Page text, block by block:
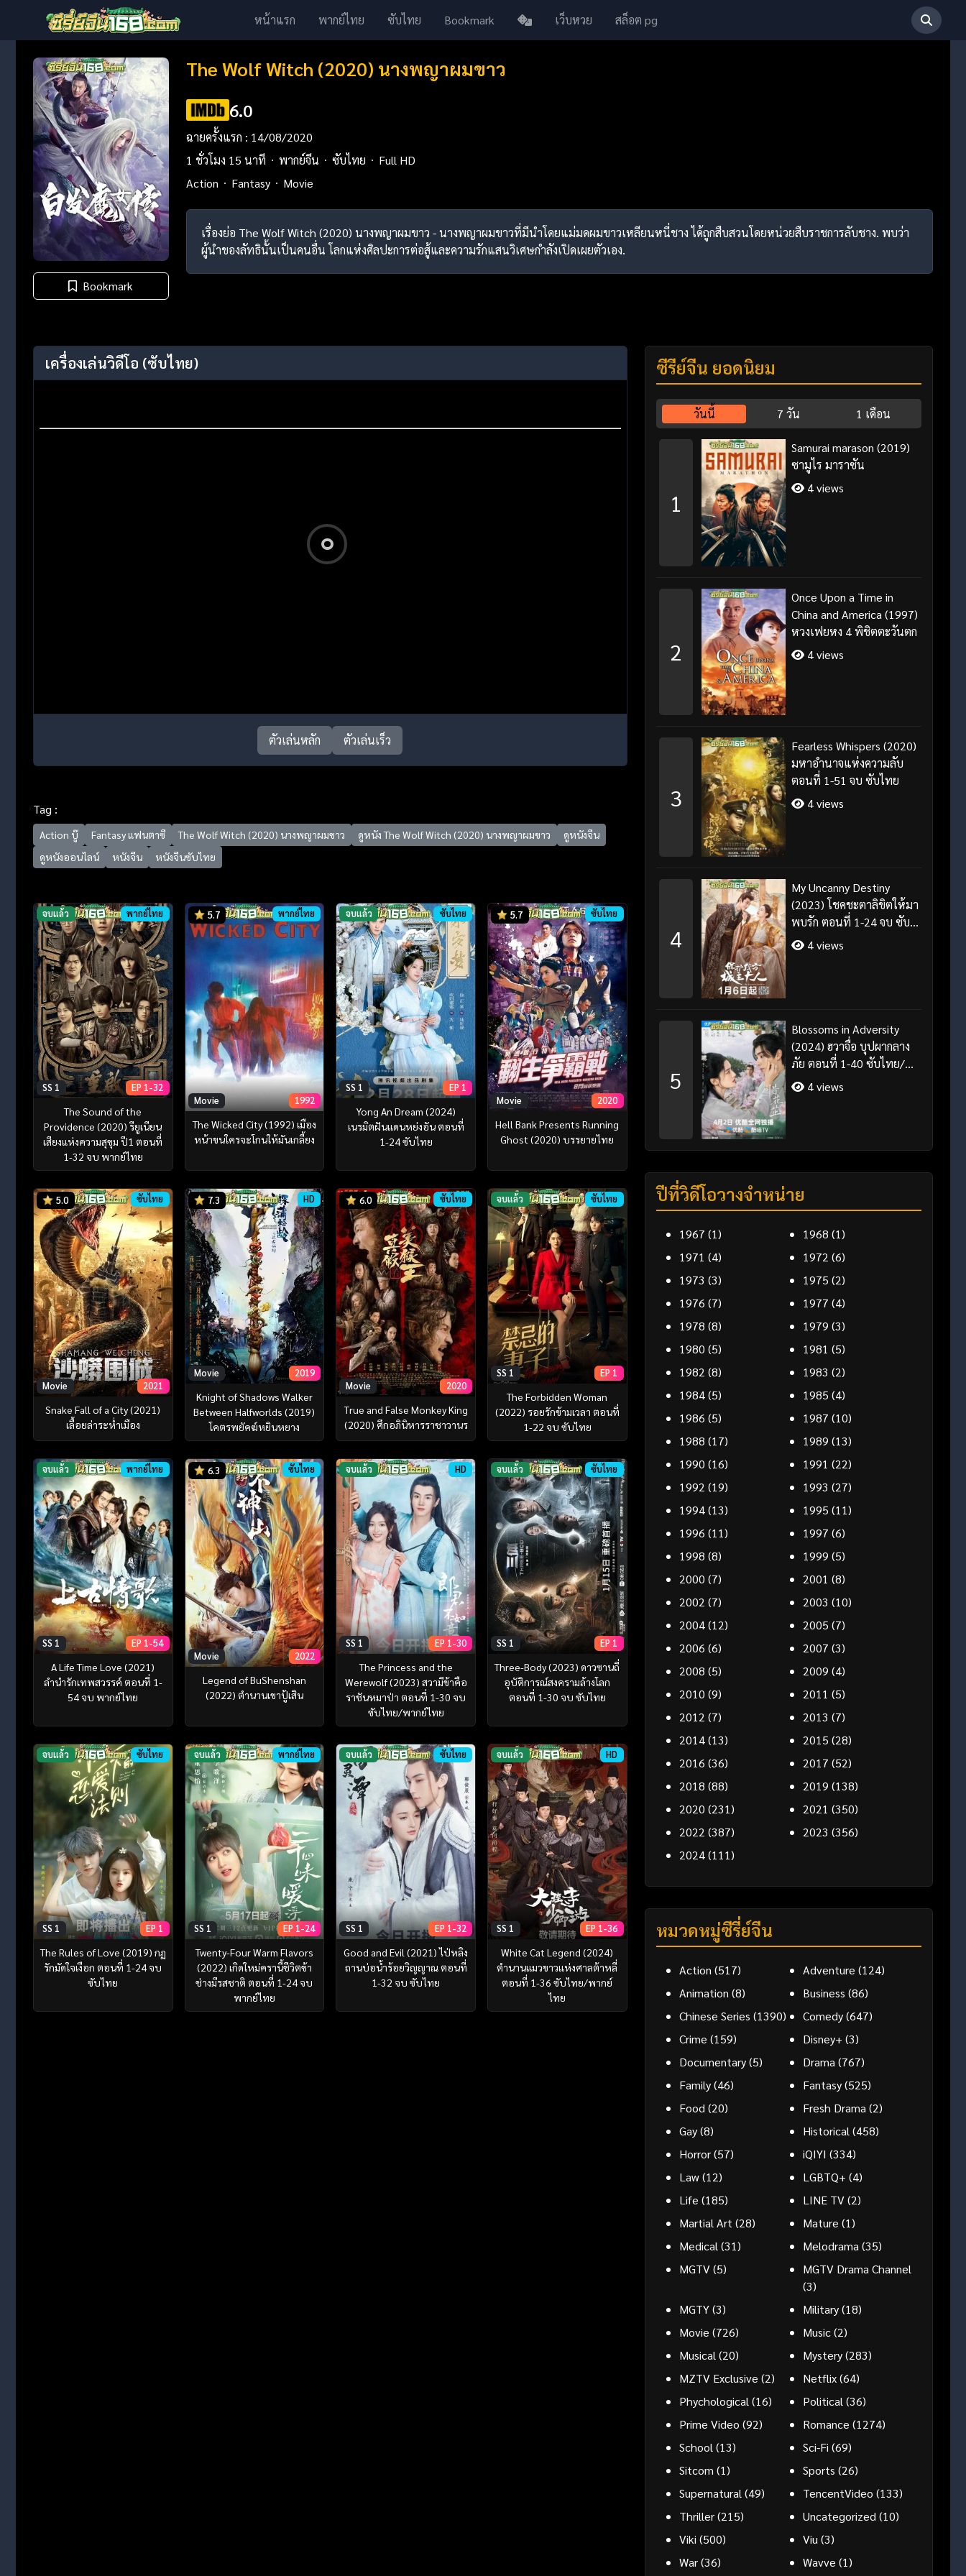
หน้าแรก พากย์ไทย ซับไทย Bookmark เว็บหวย สล็อต pg
Bookmark
The Wolf Witch (2020) นางพญาผมขาว
6.0
ฉายครั้งแรก : 14/08/2020
1 ชั่วโมง 15 นาที
พากย์จีน ซับไทย
Full HD
Action
Fantasy Movie
เรื่องย่อ The Wolf Witch (2020) นางพญาผมขาว - นางพญาผมขาวที่มีนำโดยแม่มดผมขาวเหลียนหนี่ชาง ได้ถูกสืบสวนโดยหน่วยสืบราชการลับชาง. พบว่า
ผู้นำของลัทธินั้นเป็นคนอื่น โลกแห่งศิลปะการต่อสู้และความรักแสนวิเศษกำลังเปิดเผยตัวเอง.
เครื่องเล่นวิดีโอ (ซับไทย)
ตัวเล่นหลัก ตัวเล่นเร็ว
Tag :
Action บู๊ Fantasy แฟนตาซี The Wolf Witch (2020) นางพญาผมขาว ดูหนัง The Wolf Witch (2020) นางพญาผมขาว
ดูหนังจีน
ดูหนังออนไลน์
หนังจีน หนังจีนซับไทย
จบแล้ว พากย์ไทย
SS 1 EP 1-32
The Sound of the
Providence (2020) รียูเนียน
เสียงแห่งความสุขุม ปี1 ตอนที่
1-32 จบ พากย์ไทย
5.7 พากย์ไทย
Movie 1992
The Wicked City (1992) เมือง
หน้าขนใครจะโกนให้มันเกลี้ยง
จบแล้ว ซับไทย
SS 1 EP 1
Yong An Dream (2024)
เนรมิตฝันแดนหย่งอัน ตอนที่
1-24 ซับไทย
5.7 ซับไทย
Movie 2020
Hell Bank Presents Running
Ghost (2020) บรรยายไทย
5.0 ซับไทย
Movie 2021
Snake Fall of a City (2021)
เลื้อยล่าระห่ำเมือง
7.3 HD
Movie 2019
Knight of Shadows Walker
Between Halfworlds (2019)
โคตรพยัคฆ์หยินหยาง
6.0 ซับไทย
Movie 2020
True and False Monkey King
(2020) ศึกอภินิหารราชาวานร
จบแล้ว ซับไทย
SS 1 EP 1
The Forbidden Woman
(2022) รอยรักข้ามเวลา ตอนที่
1-22 จบ ซับไทย
จบแล้ว พากย์ไทย
SS 1 EP 1-54
A Life Time Love (2021)
ลำนำรักเทพสวรรค์ ตอนที่ 1-
54 จบ พากย์ไทย
6.3 ซับไทย
Movie 2022
Legend of BuShenshan
(2022) ตำนานเขาปู้เสิน
จบแล้ว HD
SS 1 EP 1-30
The Princess and the
Werewolf (2023) สวามีข้าคือ
ราชันหมาป่า ตอนที่ 1-30 จบ
ซับไทย/พากย์ไทย
จบแล้ว ซับไทย
SS 1 EP 1
Three-Body (2023) ดาวซานถี่
อุบัติการณ์สงครามล้างโลก
ตอนที่ 1-30 จบ ซับไทย
จบแล้ว ซับไทย
SS 1 EP 1
The Rules of Love (2019) กฏ
รักมัดใจเงือก ตอนที่ 1-24 จบ
ซับไทย
จบแล้ว พากย์ไทย
SS 1 EP 1-24
Twenty-Four Warm Flavors
(2022) เกิดใหม่ครานี้ชีวิตข้า
ช่างมีรสชาติ ตอนที่ 1-24 จบ
พากย์ไทย
จบแล้ว ซับไทย
SS 1 EP 1-32
Good and Evil (2021) ไป่หลิง
ถานบ่อน้ำร้อยวิญญาณ ตอนที่
1-32 จบ ซับไทย
จบแล้ว HD
SS 1 EP 1-36
White Cat Legend (2024)
ตำนานแมวขาวแห่งศาลต้าหลี่
ตอนที่ 1-36 ซับไทย/พากย์
ไทย
ซีรี่ย์จีน ยอดนิยม
วันนี้ 7 วัน 1 เดือน
1
Samurai marason (2019)
ซามูไร มาราซัน
4 views
2
Once Upon a Time in
China and America (1997)
หวงเฟยหง 4 พิชิตตะวันตก
4 views
3
Fearless Whispers (2020)
มหาอำนาจแห่งความลับ
ตอนที่ 1-51 จบ ซับไทย
4 views
4
My Uncanny Destiny
(2023) โชคชะตาลิขิตให้มา
พบรัก ตอนที่ 1-24 จบ ซับ
ไทย/พากย์ไทย
4 views
5
Blossoms in Adversity
(2024) ฮวาจื่อ บุปผากลาง
ภัย ตอนที่ 1-40 ซับไทย/
พากย์ไทย
4 views
ปีที่วิดีโอวางจำหน่าย
1967 (1) 1968 (1)
1971 (4) 1972 (6)
1973 (3) 1975 (2)
1976 (7) 1977 (4)
1978 (8) 1979 (3)
1980 (5) 1981 (5)
1982 (8) 1983 (2)
1984(5) 1985 (4)
1986 (5) 1987 (10)
1988 (17) 1989 (13)
1990 (16) 1991 (22)
1992 (19) 1993 (27)
1994(13) 1995 (11)
1996 (11) 1997 (6)
1998 (8) 1999 (5)
2000 (7) 2001 (8)
2002 (7) 2003 (10)
2004(12) 2005 (7)
2006 (6) 2007 (3)
2008 (5) 2009 (4)
2010 (9) 2011 (5)
2012 (7) 2013 (7)
2014(13) 2015 (28)
2016 (36) 2017 (52)
2018 (88) 2019 (138)
2020 (231) 2021 (350)
2022 (387) 2023 (356)
2024(111)
หมวดหมู่ซีรี่ย์จีน
Action (517) Adventure (124)
Animation (8) Business (86)
Chinese Series (1390) Comedy(647)
Crime (159) Disney+ (3)
Documentary(5) Drama(767)
Family(46) Fantasy(525)
Food(20) Fresh Drama(2)
Gay(8) Historical(458)
Horror(57) iQIYI (334)
Law(12) LGBTQ+ (4)
Life (185) LINE TV(2)
Martial Art(28) Mature (1)
Medical(31) Melodrama(35)
MGTV(5)
MGTV Drama Channel
(3)
MGTY(3) Military(18)
Movie (726) Music(2)
Musical(20) Mystery(283)
MZTV Exclusive (2) Netflix(64)
Phychological(16) Political(36)
Prime Video (92) Romance (1274)
School(13) Sci-Fi (69)
Sitcom (1) Sports (26)
Supernatural(49) TencentVideo (133)
Thriller(215) Uncategorized(10)
Viki (500) Viu(3)
War(36) Wavve (1)